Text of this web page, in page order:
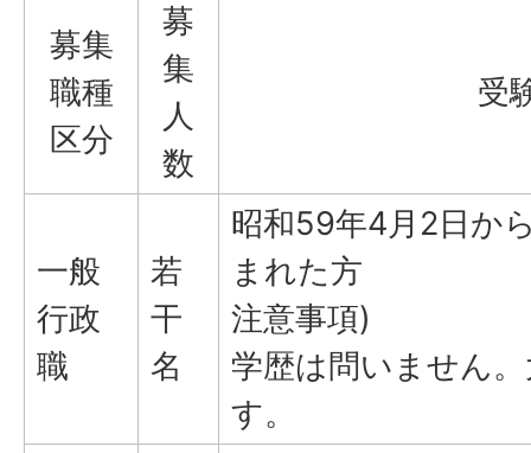
募集
職種
区分
募
集
人
数
受
一般
行政
職
若
干
名
昭和59年4月2日か
まれた方
注意事項)
学歴は問いません
す。